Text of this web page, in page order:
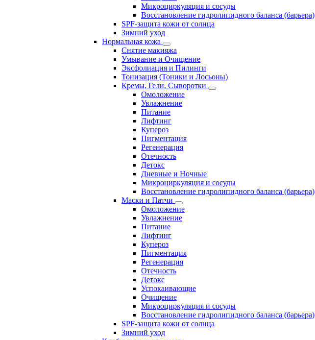
Микроциркуляция и сосуды
Восстановление гидролипидного баланса (барьера)
SPF-защита кожи от солнца
Зимний уход
Нормальная кожа
Снятие макияжа
Умывание и Очищение
Эксфолиация и Пилинги
Тонизация (Тоники и Лосьоны)
Кремы, Гели, Сыворотки
Омоложение
Увлажнение
Питание
Лифтинг
Купероз
Пигментация
Регенерация
Отечность
Детокс
Дневные и Ночные
Микроциркуляция и сосуды
Восстановление гидролипидного баланса (барьера)
Маски и Патчи
Омоложение
Увлажнение
Питание
Лифтинг
Купероз
Пигментация
Регенерация
Отечность
Детокс
Успокаивающие
Очищение
Микроциркуляция и сосуды
Восстановление гидролипидного баланса (барьера)
SPF-защита кожи от солнца
Зимний уход